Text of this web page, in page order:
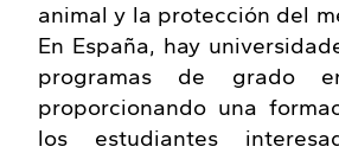
animal y la protección del
En España, hay
programas de grado
proporcionando una
los estudiantes